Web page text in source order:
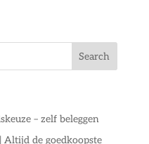
– zelf beleggen
de goedkoopste